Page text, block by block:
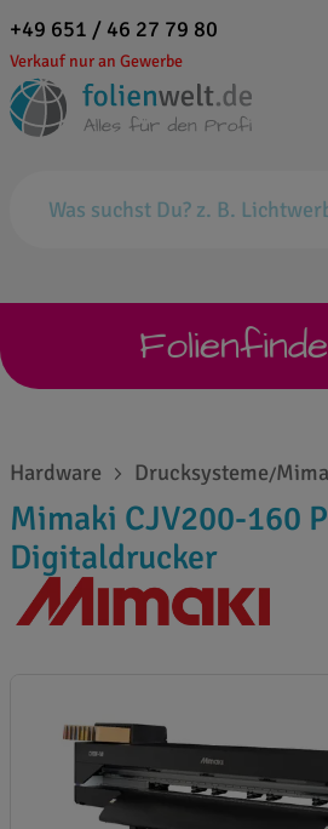
+49 651 / 46 27 79 80
Verkauf nur an Gewerbe
Hardware Drucksysteme/
Mimaki CJV200-160
Digitaldrucker